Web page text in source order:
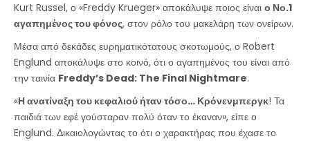
Kurt Russel, ο «Freddy Krueger» αποκάλυψε ποιος είναι ο Νο.1
αγαπημένος του φόνος, στον ρόλο του μακελάρη των ονείρων.
Μέσα από δεκάδες ευρηματικότατους σκοτωμούς, ο Robert
Englund αποκάλυψε στο κοινό, ότι ο αγαπημένος του είναι από
την ταινία Freddy’s Dead: The Final Nightmare.
«Η ανατίναξη του κεφαλιού ήταν τόσο… Κρόνενμπεργκ! Τα
παιδιά των εφέ γούσταραν πολύ όταν το έκαναν», είπε ο
Englund. Δικαιολογώντας το ότι ο χαρακτήρας που έχασε το